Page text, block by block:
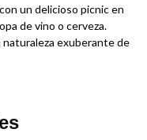
un delicioso picnic en
de vino o cerveza.
naturaleza exuberante de